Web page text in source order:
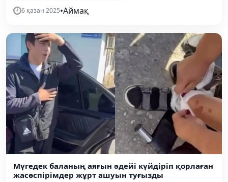
6 қазан 2025•Аймақ
Мүгедек баланың аяғын әдейі күйдіріп қорлаған
жасөспірімдер жұрт ашуын туғызды